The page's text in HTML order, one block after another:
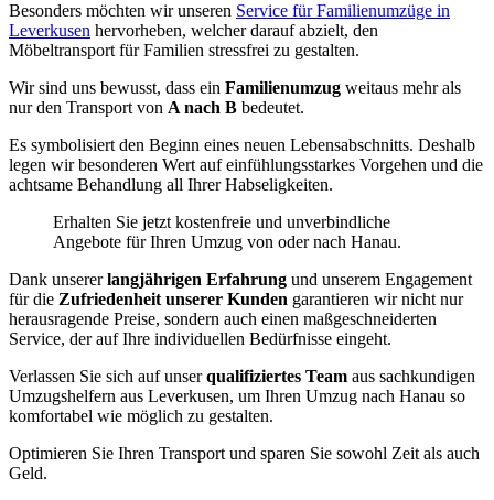
Besonders möchten wir unseren Service für Familienumzüge in
Leverkusen hervorheben, welcher darauf abzielt, den
Möbeltransport für Familien stressfrei zu gestalten.
Wir sind uns bewusst, dass ein Familienumzug weitaus mehr als
nur den Transport von A nach B bedeutet.
Es symbolisiert den Beginn eines neuen Lebensabschnitts. Deshalb
legen wir besonderen Wert auf einfühlungsstarkes Vorgehen und die
achtsame Behandlung all Ihrer Habseligkeiten.
Erhalten Sie jetzt kostenfreie und unverbindliche
Angebote für Ihren Umzug von oder nach Hanau.
Dank unsererlangjährigen Erfahrung und unserem Engagement
für die Zufriedenheit unserer Kunden garantieren wir nicht nur
herausragende Preise, sondern auch einen maßgeschneiderten
Service, der auf Ihre individuellen Bedürfnisse eingeht.
Verlassen Sie sich auf unserqualifiziertes Team aus sachkundigen
Umzugshelfern aus Leverkusen, um Ihren Umzug nach Hanau so
komfortabel wie möglich zu gestalten.
Optimieren Sie Ihren Transport und sparen Sie sowohl Zeit als auch
Geld.